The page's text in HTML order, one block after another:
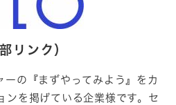
リンク）
ーの『まずやってみよう』をカ
ンを掲げている企業様です。セ